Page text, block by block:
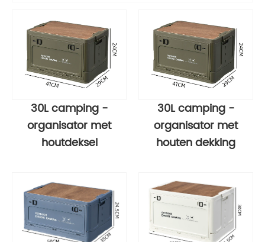
30L camping -
organisator met
houtdeksel
30L camping -
organisator met
houten dekking